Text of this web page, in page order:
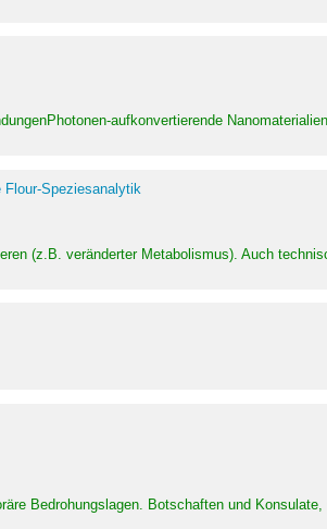
aufkonvertierende
Speziesanalytik
(z.B. veränderter Metabolismus). Auch
Bedrohungslagen. Botschaften und Konsulate,